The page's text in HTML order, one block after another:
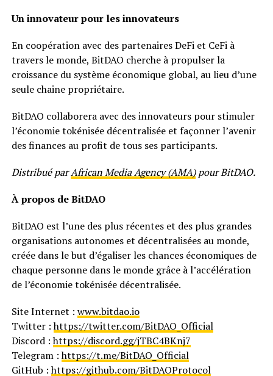
Un innovateur pour les innovateurs
En coopération avec des partenaires DeFi et CeFi à
travers le monde, BitDAO cherche à propulser la
croissance du système économique global, au lieu d’une
seule chaine propriétaire.
BitDAO collaborera avec des innovateurs pour stimuler
l’économie tokénisée décentralisée et façonner l’avenir
des finances au profit de tous ses participants.
Distribué parAfrican Media Agency (AMA)pour BitDAO.
À propos de BitDAO
BitDAO est l’une des plus récentes et des plus grandes
organisations autonomes et décentralisées au monde,
créée dans le but d’égaliser les chances économiques de
chaque personne dans le monde grâce à l’accélération
de l’économie tokénisée décentralisée.
Site Internet : www.bitdao.io
Twitter :https://twitter.com/BitDAO_Official
Discord :https://discord.gg/jTBC4BKnj7
Telegram :https://t.me/BitDAO_Official
GitHub :https://github.com/BitDAOProtocol